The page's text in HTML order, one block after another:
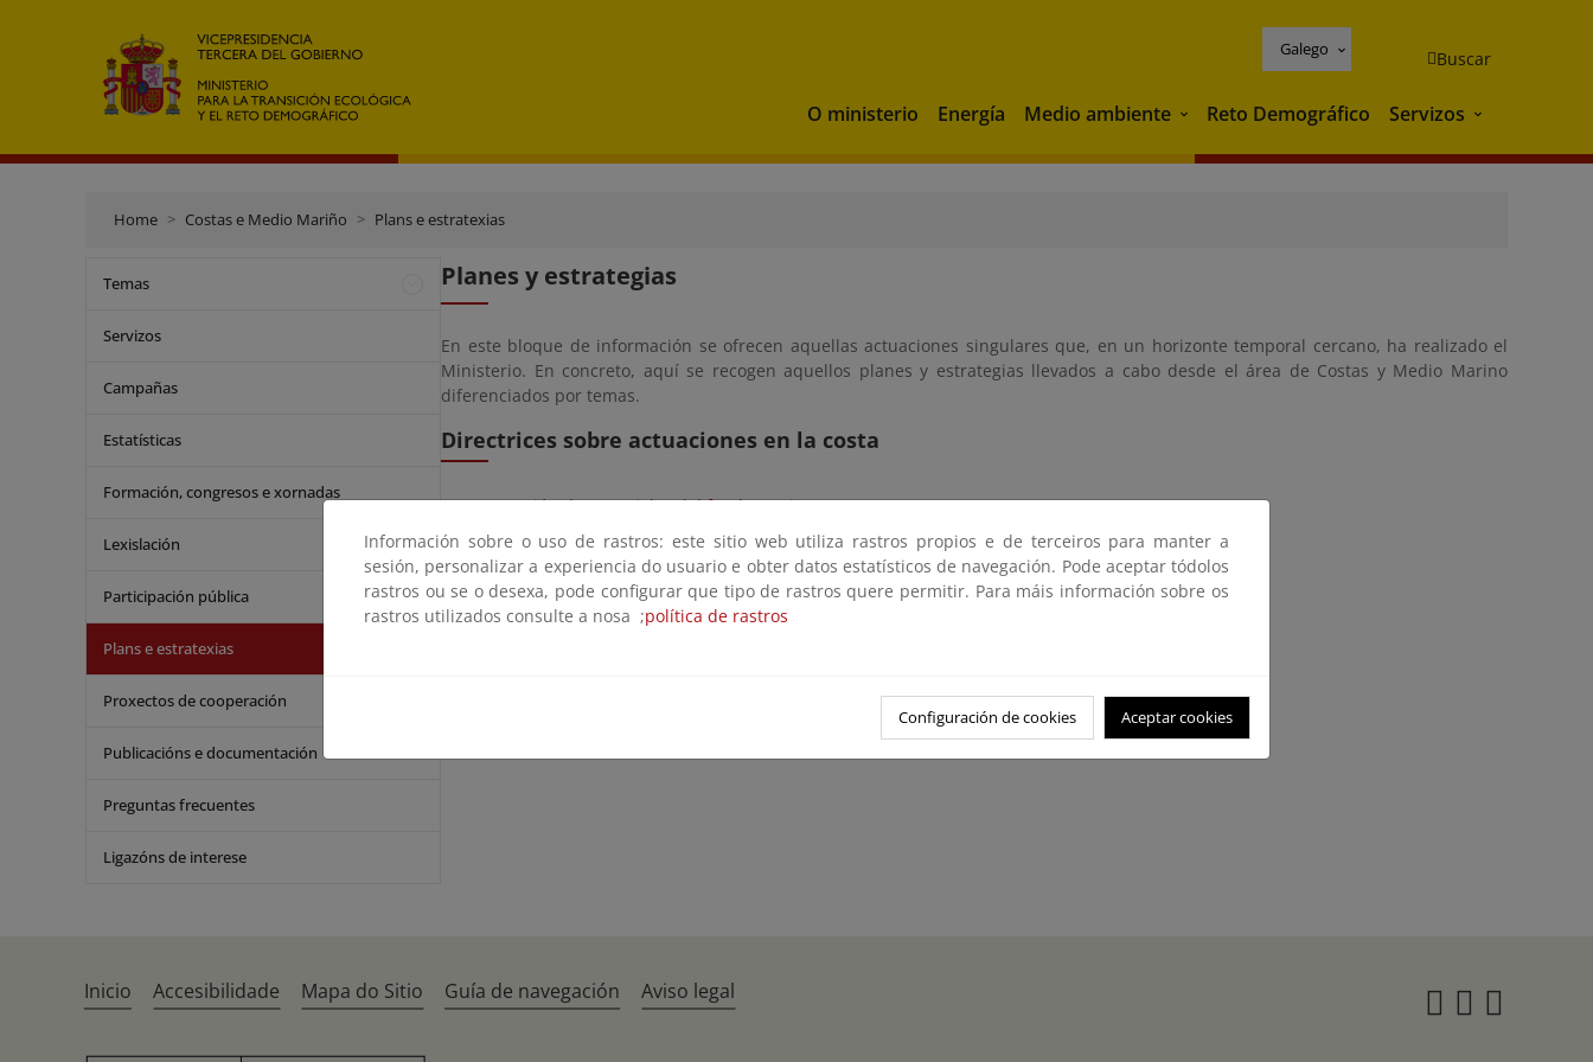
Galego Buscar
O ministerio Energía Medio ambiente Medio ambiente
Reto Demográfico Servizos Servizos
Home Costas e Medio Mariño Plans e estratexias
Temas
Servizos
Campañas
Estatísticas
Formación, congresos e xornadas
Lexislación
Participación pública
Plans e estratexias
Proxectos de cooperación
Publicacións e documentación
Preguntas frecuentes
Ligazóns de interese
Planes y estrategias
En este bloque de información se ofrecen aquellas actuaciones singulares que, en un horizonte temporal cercano, ha realizado el
Ministerio. En concreto, aquí se recogen aquellos planes y estrategias llevados a cabo desde el área de Costas y Medio Marino
diferenciados por temas.
Directrices sobre actuaciones en la costa
Extracción de materiales del fondo marino
Protección del medio marino
Información sobre o uso de rastros: este sitio web utiliza rastros propios e de terceiros para manter a
sesión, personalizar a experiencia do usuario e obter datos estatísticos de navegación. Pode aceptar tódolos
rastros ou se o desexa, pode configurar que tipo de rastros quere permitir. Para máis información sobre os
rastros utilizados consulte a nosa ;política de rastros
Configuración de cookies Aceptar cookies
Inicio Accesibilidade Mapa do Sitio Guía de navegación Aviso legal Twitter